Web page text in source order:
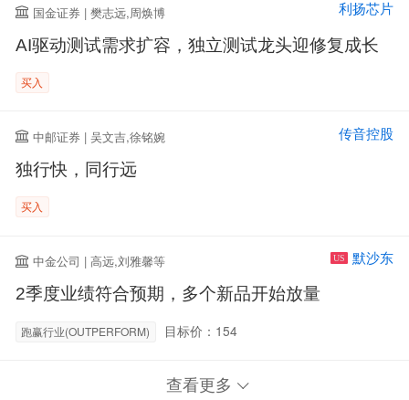
国金证券 | 樊志远,周焕博 利扬芯片
AI驱动测试需求扩容，独立测试龙头迎修复成长
买入
中邮证券 | 吴文吉,徐铭婉 传音控股
独行快，同行远
买入
中金公司 | 高远,刘雅馨等 US 默沙东
2季度业绩符合预期，多个新品开始放量
跑赢行业(OUTPERFORM) 目标价：154
查看更多